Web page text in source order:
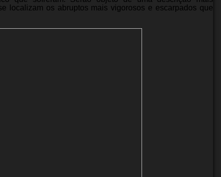
localizam os abruptos mais vigorosos e escarpados que